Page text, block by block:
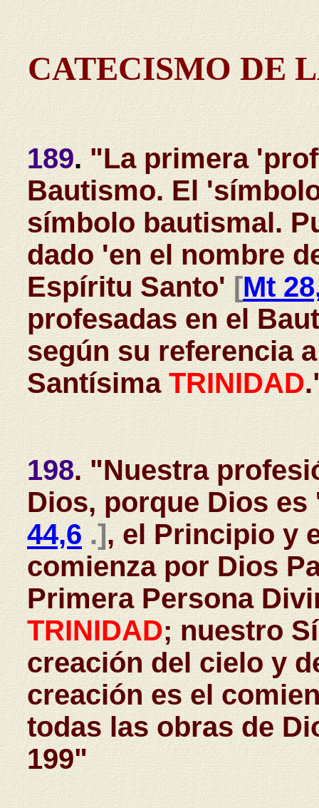
CATECISMO DE
189. "La primera
Bautismo. El
símbolo bautismal.
dado 'en el nombre
Espíritu Santo' [Mt
profesadas en el
según su referencia
Santísima TRINIDAD
198. "Nuestra
Dios, porque Dios
44,6 .], el Principio y
comienza por Dios
Primera Persona
TRINIDAD; nuestro
creación del cielo y
creación es el
todas las obras de
199"